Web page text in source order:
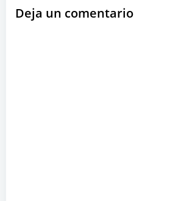
entradas
Deja un comentario